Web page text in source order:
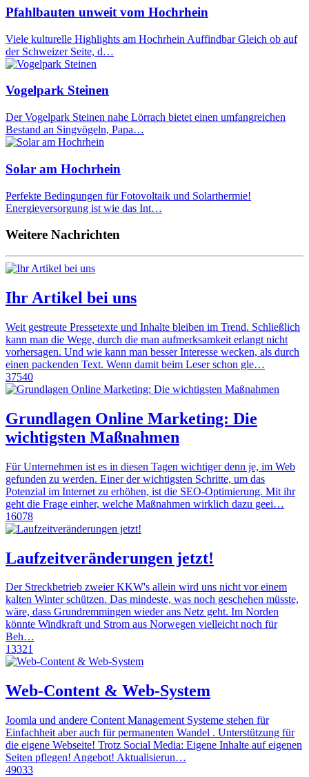
Pfahlbauten unweit vom Hochrhein
Viele kulturelle Highlights am Hochrhein Auffindbar Gleich ob auf
der Schweizer Seite, d…
Vogelpark Steinen
Der Vogelpark Steinen nahe Lörrach bietet einen umfangreichen
Bestand an Singvögeln, Papa…
Solar am Hochrhein
Perfekte Bedingungen für Fotovoltaik und Solarthermie!
Energieversorgung ist wie das Int…
Weitere Nachrichten
Ihr Artikel bei uns
Weit gestreute Pressetexte und Inhalte bleiben im Trend. Schließlich
kann man die Wege, durch die man aufmerksamkeit erlangt nicht
vorhersagen. Und wie kann man besser Interesse wecken, als durch
einen packenden Text. Wenn damit beim Leser schon gle…
37540
Grundlagen Online Marketing: Die
wichtigsten Maßnahmen
Für Unternehmen ist es in diesen Tagen wichtiger denn je, im Web
gefunden zu werden. Einer der wichtigsten Schritte, um das
Potenzial im Internet zu erhöhen, ist die SEO-Optimierung. Mit ihr
geht die Frage einher, welche Maßnahmen wirklich dazu geei…
16078
Laufzeitveränderungen jetzt!
Der Streckbetrieb zweier KKW's allein wird uns nicht vor einem
kalten Winter schützen. Das mindeste, was noch geschehen müsste,
wäre, dass Grundremmingen wieder ans Netz geht. Im Norden
könnte Windkraft und Strom aus Norwegen vielleicht noch für
Beh…
13321
Web-Content & Web-System
Joomla und andere Content Management Systeme stehen für
Einfachheit aber auch für permanenten Wandel . Unterstützung für
die eigene Webseite! Trotz Social Media: Eigene Inhalte auf eigenen
Seiten pflegen! Angebot! Aktualisierun…
49033